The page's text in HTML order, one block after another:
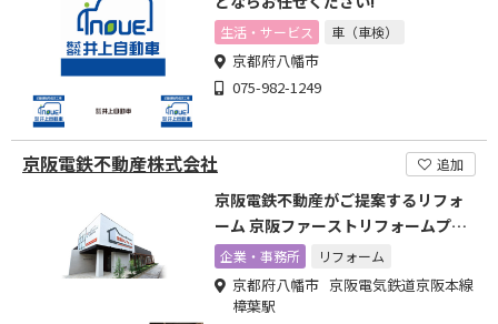
生活・サービス 車（車検）
京都府八幡市
075-982-1249
京阪電鉄不動産株式会社 追加
京阪電鉄不動産がご提案するリフォ
ーム 京阪ファーストリフォームプラ
ザ企業・事務所 リフォーム
京都府八幡市 京阪電気鉄道京阪本線
樟葉駅